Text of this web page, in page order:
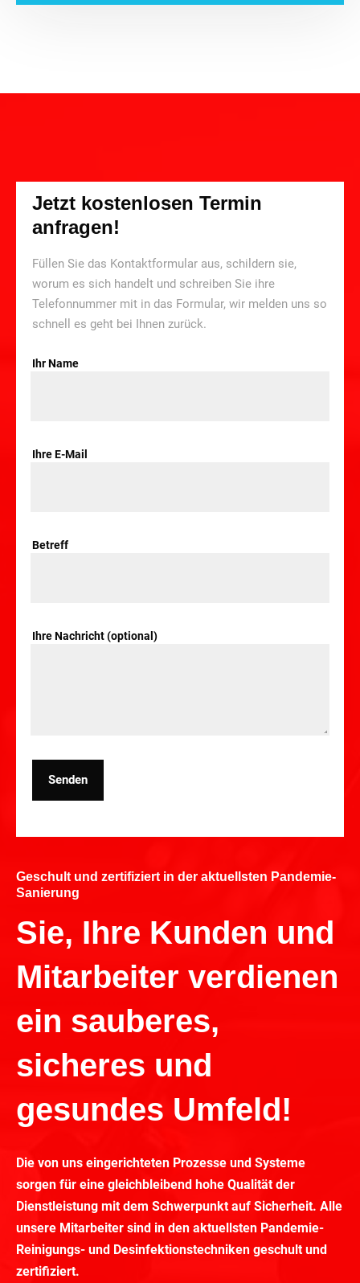
Jetzt kostenlosen Termin
anfragen!
Füllen Sie das Kontaktformular aus, schildern sie,
worum es sich handelt und schreiben Sie ihre
Telefonnummer mit in das Formular, wir melden uns so
schnell es geht bei Ihnen zurück.
Ihr Name
Ihre E-Mail
Betreff
Ihre Nachricht (optional)
Senden
Geschult und zertifiziert in der aktuellsten Pandemie-
Sanierung
Sie, Ihre Kunden und
Mitarbeiter verdienen
ein sauberes,
sicheres und
gesundes Umfeld!
Die von uns eingerichteten Prozesse und Systeme
sorgen für eine gleichbleibend hohe Qualität der
Dienstleistung mit dem Schwerpunkt auf Sicherheit. Alle
unsere Mitarbeiter sind in den aktuellsten Pandemie-
Reinigungs- und Desinfektionstechniken geschult und
zertifiziert.